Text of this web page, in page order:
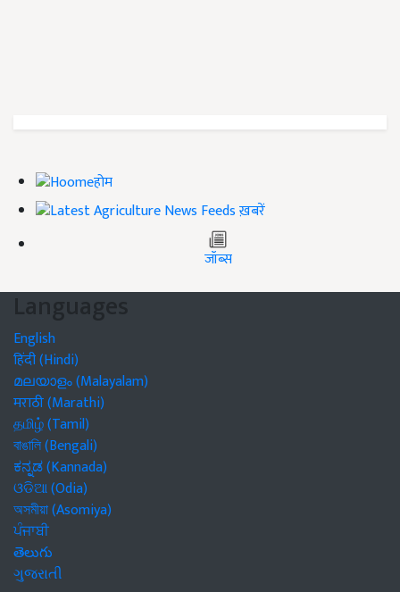
होम
ख़बरें
जॉब्स
Languages
English
हिंदी (Hindi)
മലയാളം (Malayalam)
मराठी (Marathi)
தமிழ் (Tamil)
বাঙালি (Bengali)
ಕನ್ನಡ (Kannada)
ଓଡିଆ (Odia)
অসমীয়া (Asomiya)
ਪੰਜਾਬੀ
తెలుగు
ગુજરાતી